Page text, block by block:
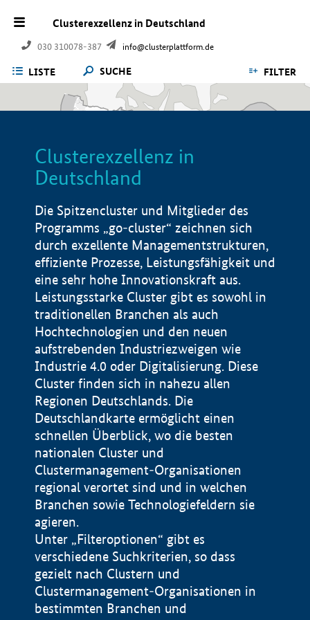
Clusterexzellenz in Deutschland
030 310078-387 info@clusterplattform.de
LISTE SUCHE FILTER
Clusterexzellenz in
Deutschland
Die Spitzencluster und Mitglieder des
Programms „go-cluster“ zeichnen sich
durch exzellente Managementstrukturen,
effiziente Prozesse, Leistungsfähigkeit und
eine sehr hohe Innovationskraft aus.
Leistungsstarke Cluster gibt es sowohl in
traditionellen Branchen als auch
Hochtechnologien und den neuen
aufstrebenden Industriezweigen wie
Industrie 4.0 oder Digitalisierung. Diese
Cluster finden sich in nahezu allen
Regionen Deutschlands. Die
Deutschlandkarte ermöglicht einen
schnellen Überblick, wo die besten
nationalen Cluster und
Clustermanagement-Organisationen
regional verortet sind und in welchen
Branchen sowie Technologiefeldern sie
agieren.
Unter „Filteroptionen“ gibt es
verschiedene Suchkriterien, so dass
gezielt nach Clustern und
Clustermanagement-Organisationen in
bestimmten Branchen und
Impressum
Datenschutzerklärung
BMWE, 2026 ©
100 km © Geobasis-DE / BKG 2015